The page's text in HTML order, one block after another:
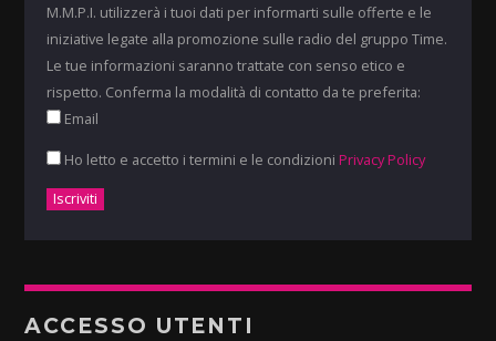
M.M.P.I. utilizzerà i tuoi dati per informarti sulle offerte e le
iniziative legate alla promozione sulle radio del gruppo Time.
Le tue informazioni saranno trattate con senso etico e
rispetto. Conferma la modalità di contatto da te preferita:
Email
Ho letto e accetto i termini e le condizioni Privacy Policy
ACCESSO UTENTI